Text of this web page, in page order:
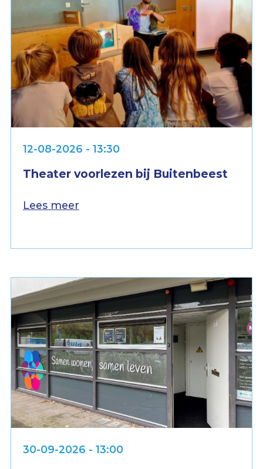
12-08-2026 - 13:30
Theater voorlezen bij Buitenbeest
Lees meer
30-09-2026 - 13:00